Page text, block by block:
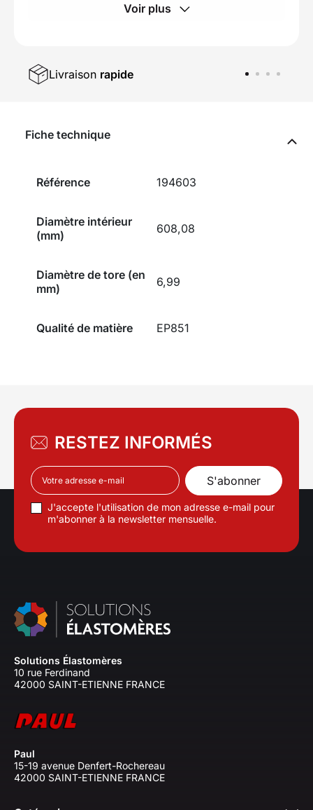
Voir plus
Livraison rapide
Fiche technique
Référence 194603
Diamètre intérieur
(mm)
608,08
Diamètre de tore (en
mm)
6,99
Qualité de matière EP851
RESTEZ INFORMÉS
J'accepte l'utilisation de mon adresse e-mail pour
m'abonner à la newsletter mensuelle.
Solutions Élastomères
10 rue Ferdinand
42000 SAINT-ETIENNE FRANCE
Paul
15-19 avenue Denfert-Rochereau
42000 SAINT-ETIENNE FRANCE